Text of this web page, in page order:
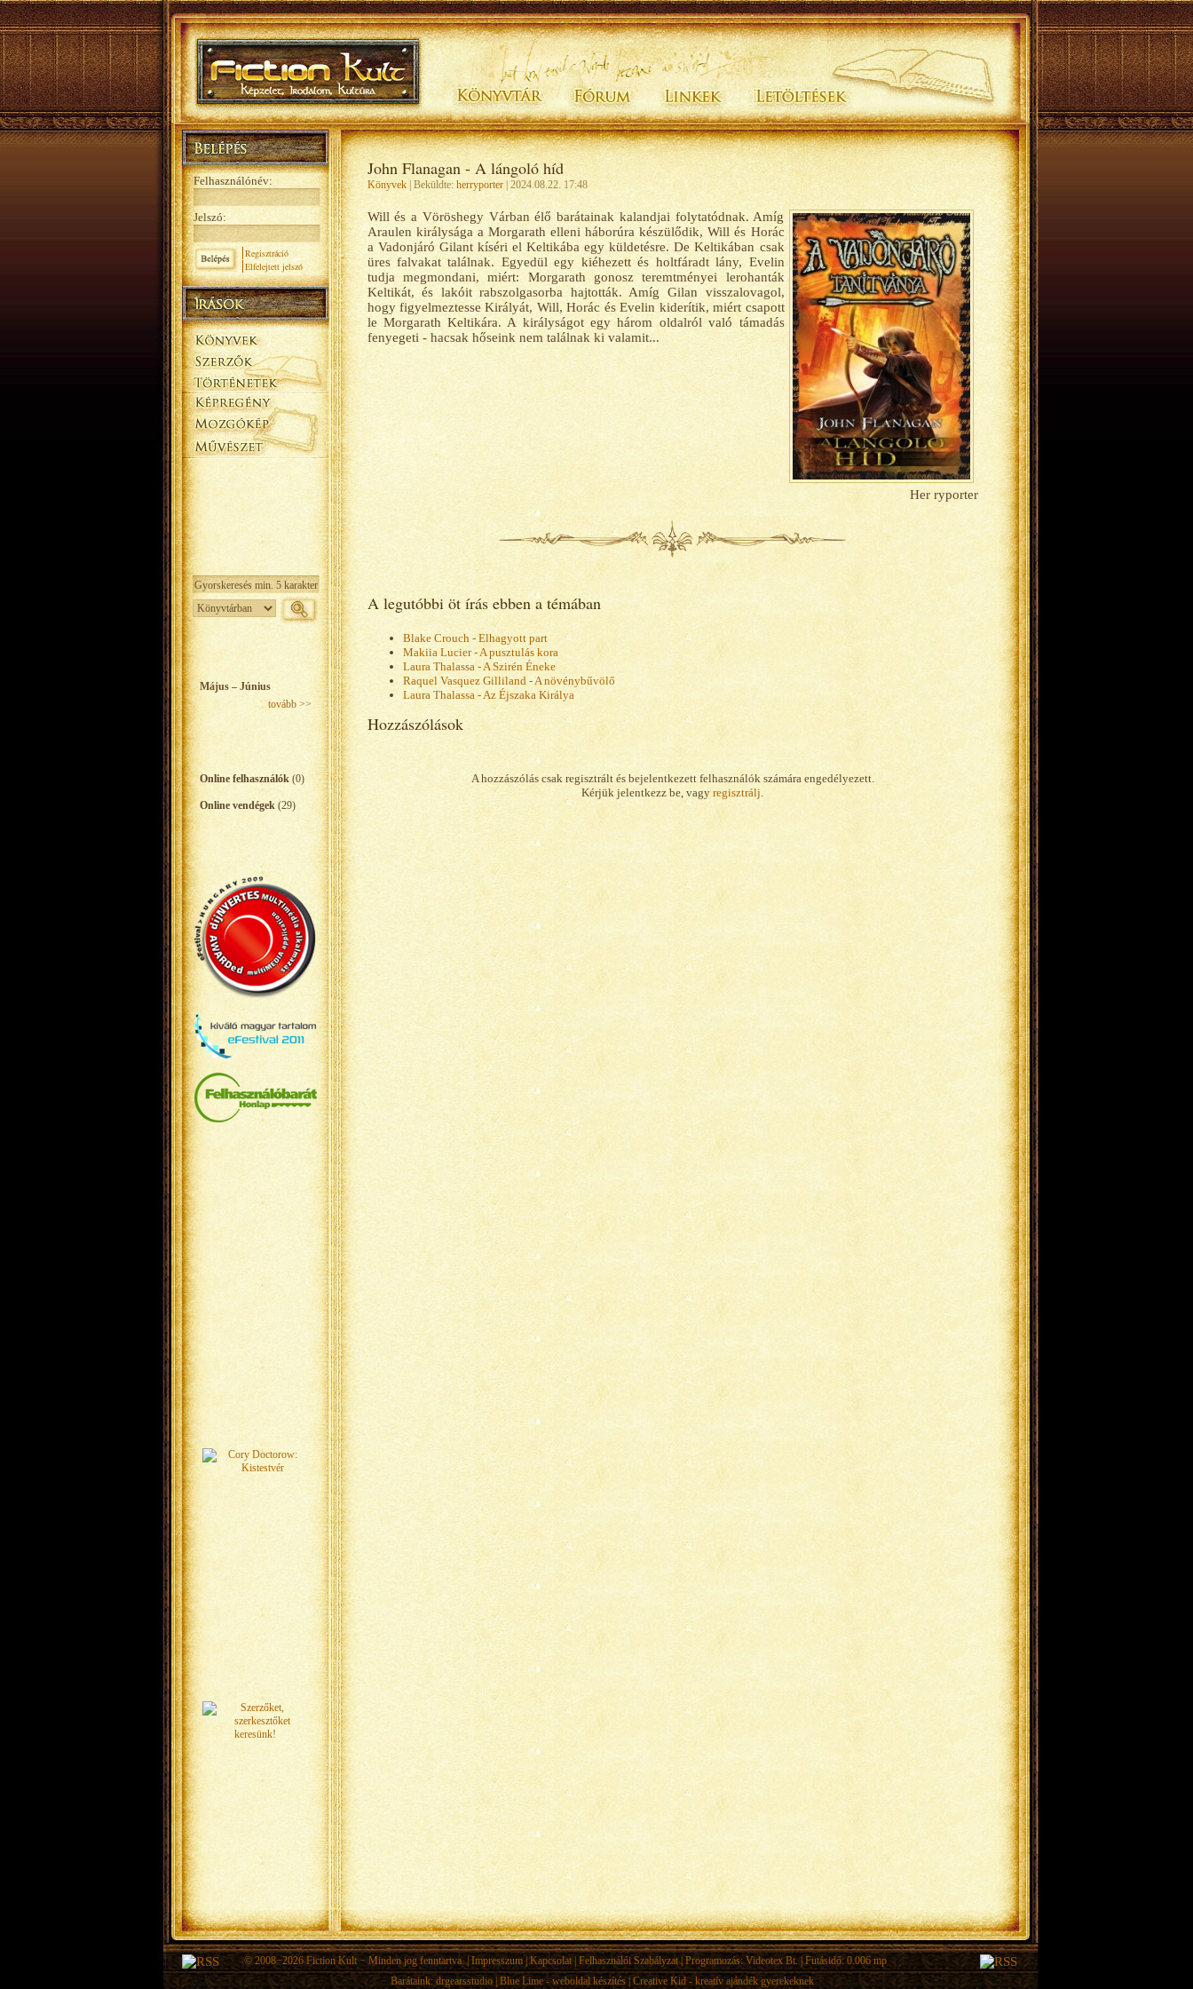
Felhasználónév:
Jelszó:
Regisztráció
Elfelejtett jelszó
Május – Június
tovább >>
Online felhasználók (0)
Online vendégek(29)
John Flanagan - A lángoló híd
Könyvek| Beküldte: herryporter| 2024.08.22. 17:48
Will és a Vöröshegy Várban élő barátainak kalandjai folytatódnak. Amíg
Araulen királysága a Morgarath elleni háborúra készülődik, Will és Horác
a Vadonjáró Gilant kíséri el Keltikába egy küldetésre. De Keltikában csak
üres falvakat találnak. Egyedül egy kiéhezett és holtfáradt lány, Evelin
tudja megmondani, miért: Morgarath gonosz teremtményei lerohanták
Keltikát, és lakóit rabszolgasorba hajtották. Amíg Gilan visszalovagol,
hogy figyelmeztesse Királyát, Will, Horác és Evelin kiderítik, miért csapott
le Morgarath Keltikára. A királyságot egy három oldalról való támadás
fenyegeti - hacsak hőseink nem találnak ki valamit...
Her ryporter
A legutóbbi öt írás ebben a témában
Blake Crouch - Elhagyott part
Makiia Lucier - A pusztulás kora
Laura Thalassa - A Szirén Éneke
Raquel Vasquez Gilliland - A növénybűvölő
Laura Thalassa - Az Éjszaka Királya
Hozzászólások
A hozzászólás csak regisztrált és bejelentkezett felhasználók számára engedélyezett.
Kérjük jelentkezz be, vagy regisztrálj
© 2008−2026 Fiction Kult− Minden jog fenntartva. | Impresszum| Kapcsolat| Felhasználói Szabályzat| Programozás:Videotex Bt. | Futásidő: 0.006 mp
Barátaink:drgearsstudio| Blue Lime - weboldal készítés|Creative Kid - kreatív ajándék gyerekeknek